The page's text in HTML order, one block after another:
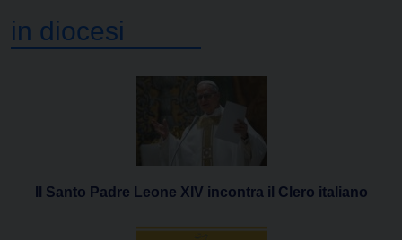
in diocesi
Il Santo Padre Leone XIV incontra il Clero italiano